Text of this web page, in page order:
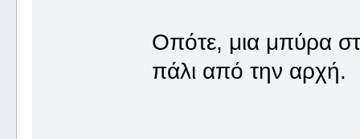
Οπότε, μια μπύρα
πάλι από την αρχή.